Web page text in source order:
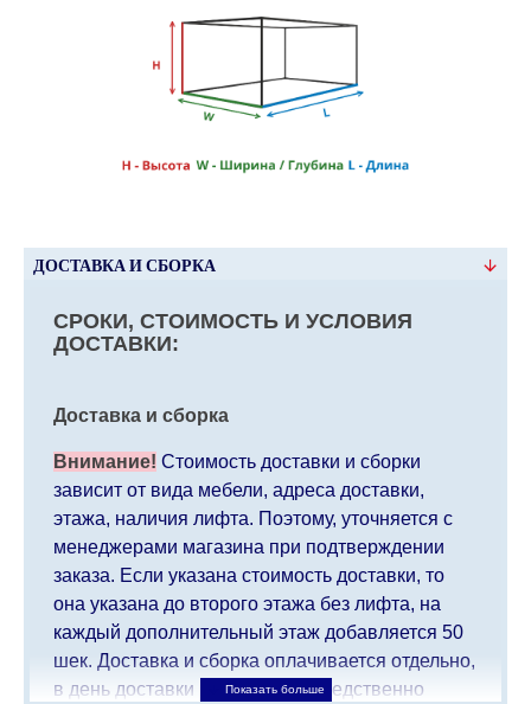
ДОСТАВКА И СБОРКА
СРОКИ, СТОИМОСТЬ И УСЛОВИЯ
ДОСТАВКИ:
Доставка и сборка
Внимание! Стоимость доставки и сборки
зависит от вида мебели, адреса доставки,
этажа, наличия лифта. Поэтому, уточняется с
менеджерами магазина при подтверждении
заказа. Если указана стоимость доставки, то
она указана до второго этажа без лифта, на
каждый дополнительный этаж добавляется 50
шек. Доставка и сборка оплачивается отдельно,
в день доставки мебели непосредственно